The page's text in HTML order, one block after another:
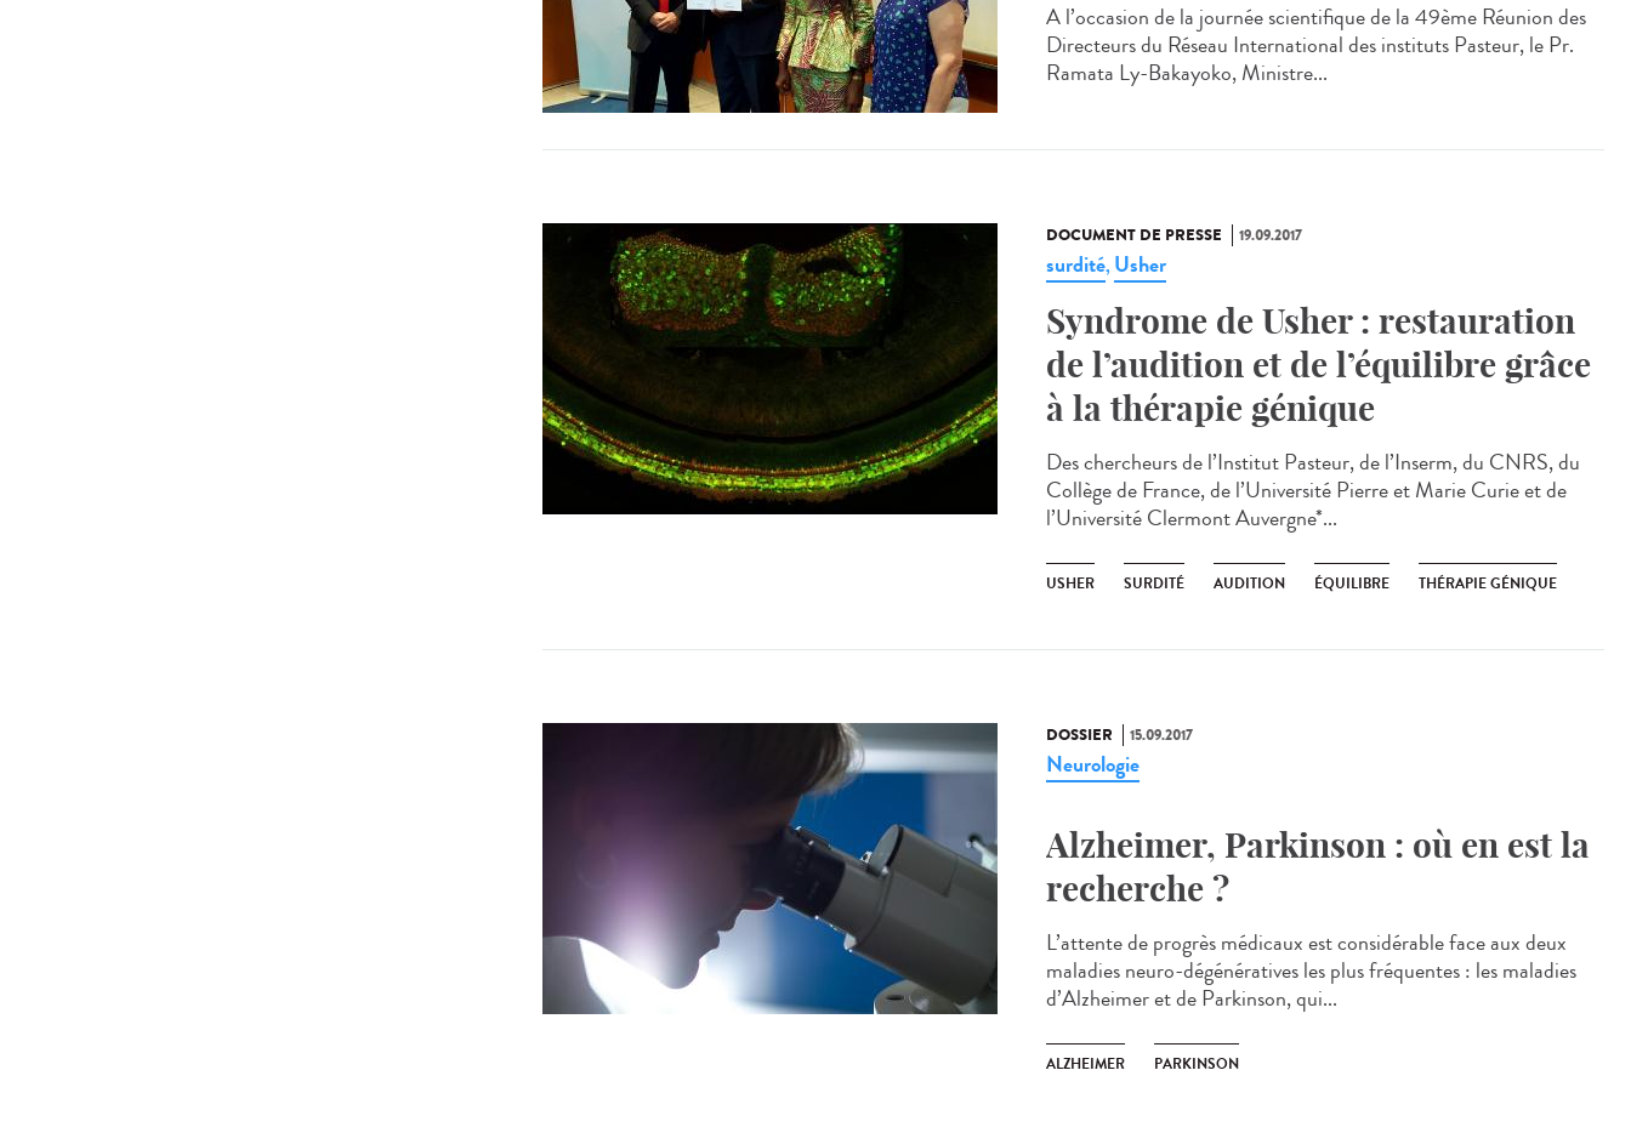
A l’occasion de la journée scientifique de la 49ème Réunion des
Directeurs du Réseau International des instituts Pasteur, le Pr.
Ramata Ly-Bakayoko, Ministre...
DOCUMENT DE PRESSE 19.09.2017
surdité, Usher
Syndrome de Usher : restauration
de l’audition et de l’équilibre grâce
à la thérapie génique
Des chercheurs de l’Institut Pasteur, de l’Inserm, du CNRS, du
Collège de France, de l’Université Pierre et Marie Curie et de
l’Université Clermont Auvergne*...
USHER SURDITÉ AUDITION ÉQUILIBRE THÉRAPIE GÉNIQUE
DOSSIER 15.09.2017
Neurologie
Alzheimer, Parkinson : où en est la
recherche ?
L’attente de progrès médicaux est considérable face aux deux
maladies neuro-dégénératives les plus fréquentes : les maladies
d’Alzheimer et de Parkinson, qui...
ALZHEIMER PARKINSON